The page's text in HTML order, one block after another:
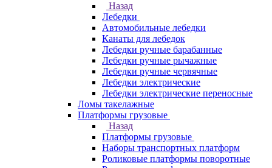
Назад
Лебедки
Автомобильные лебедки
Канаты для лебедок
Лебедки ручные барабанные
Лебедки ручные рычажные
Лебедки ручные червячные
Лебедки электрические
Лебедки электрические переносные
Ломы такелажные
Платформы грузовые
Назад
Платформы грузовые
Наборы транспортных платформ
Роликовые платформы поворотные